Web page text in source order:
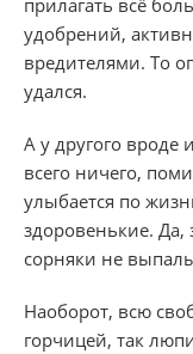
удобрений,
вредителями. То
удался.
А у другого вроде
всего ничего,
улыбается по
здоровенькие.
сорняки не
Наоборот, всю
горчицей, так